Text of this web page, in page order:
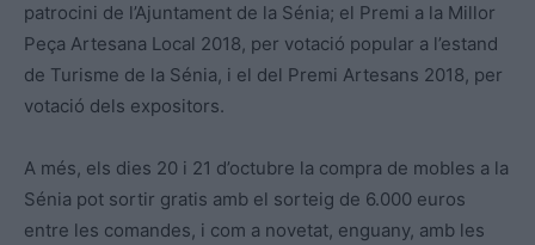
patrocini de l’Ajuntament de la Sénia; el Premi a la Millor
Peça Artesana Local 2018, per votació popular a l’estand
de Turisme de la Sénia, i el del Premi Artesans 2018, per
votació dels expositors.
A més, els dies 20 i 21 d’octubre la compra de mobles a la
Sénia pot sortir gratis amb el sorteig de 6.000 euros
entre les comandes, i com a novetat, enguany, amb les